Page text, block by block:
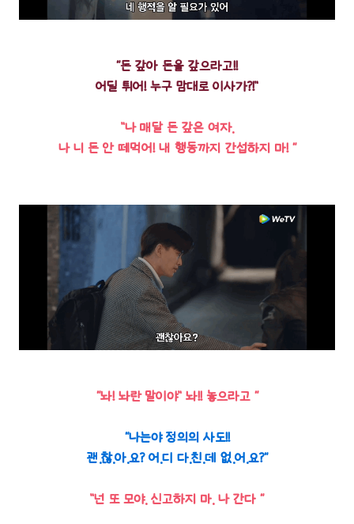
“돈 갚아 돈을 갚으라고!!
어딜 튀어! 누구 맘대로 이사가?!”
”나 매달 돈 갚은 여자.
나 니 돈 안 떼먹어! 내 행동까지 간섭하지 마! “
“놔! 놔란 말이야” 놔!! 놓으라고 “
“나는야 정의의 사도!!
괜.찮.아.요? 어.디 다.친.데 없.어.요?“
”넌 또 모야. 신고하지 마. 나 간다 “